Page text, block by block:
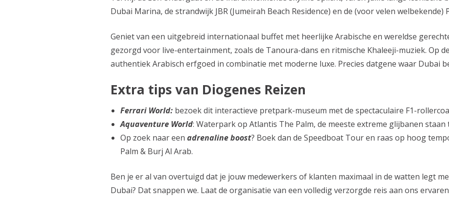
Dubai Marina, de strandwijk JBR (Jumeirah Beach Residence) en de (voor velen welbekende)
Geniet van een uitgebreid internationaal buffet met heerlijke Arabische en wereldse
gezorgd voor live-entertainment, zoals de Tanoura-dans en ritmische Khaleeji-muziek. Op
authentiek Arabisch erfgoed in combinatie met moderne luxe. Precies datgene waar Dubai
Extra tips van Diogenes Reizen
Ferrari World: bezoek dit interactieve pretpark-museum met de spectaculaire F1-
Aquaventure World: Waterpark op Atlantis The Palm, de meeste extreme glijbanen
Op zoek naar een adrenaline boost? Boek dan de Speedboat Tour en raas op hoog
Palm & Burj Al Arab.
Ben je er al van overtuigd dat je jouw medewerkers of klanten maximaal in de watten legt
Dubai? Dat snappen we. Laat de organisatie van een volledig verzorgde reis aan ons